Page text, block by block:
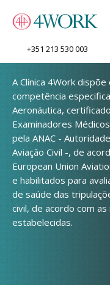
+351 213 530 003
A Clínica 4Work
competência
Aeronáutica,
Examinadores
pela ANAC -
Aviação Civil -, de
European Union
e habilitados para
de saúde das
civil, de acordo com as
estabelecidas.